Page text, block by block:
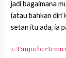
jadi bagaimana
(atau bahkan diri
setan itu ada, ia
2. Tanpa